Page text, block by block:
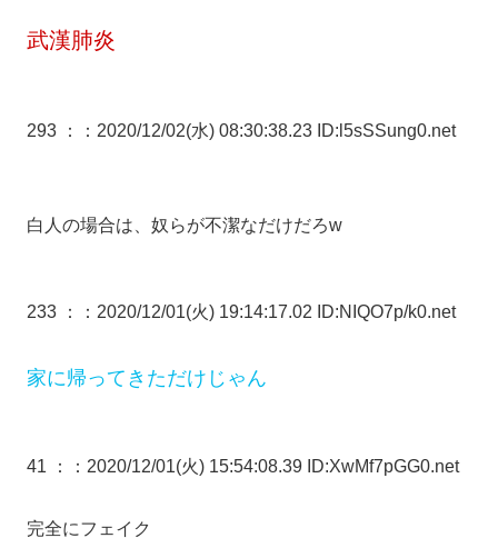
武漢肺炎
293 ： ：2020/12/02(水) 08:30:38.23 ID:l5sSSung0.net
白人の場合は、奴らが不潔なだけだろw
233 ： ：2020/12/01(火) 19:14:17.02 ID:NIQO7p/k0.net
家に帰ってきただけじゃん
41 ： ：2020/12/01(火) 15:54:08.39 ID:XwMf7pGG0.net
完全にフェイク